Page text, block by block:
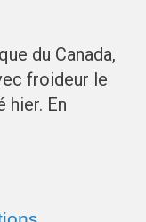
du Canada,
froideur le
hier. En